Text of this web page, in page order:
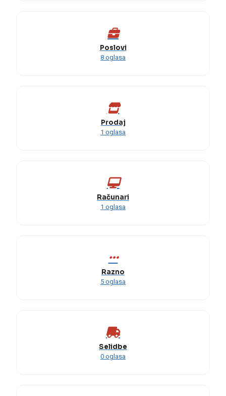
Poslovi
8 oglasa
Prodaj
1 oglasa
Računari
1 oglasa
Razno
5 oglasa
Selidbe
0 oglasa